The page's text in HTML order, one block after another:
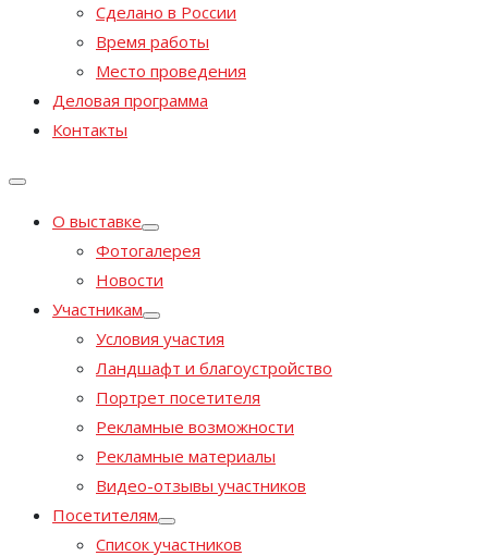
Сделано в России
Время работы
Место проведения
Деловая программа
Контакты
О выставке
Фотогалерея
Новости
Участникам
Условия участия
Ландшафт и благоустройство
Портрет посетителя
Рекламные возможности
Рекламные материалы
Видео-отзывы участников
Посетителям
Список участников